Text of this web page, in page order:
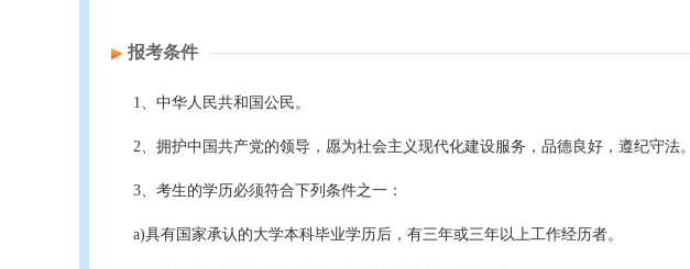
报考条件
1、中华人民共和国公民。
2、拥护中国共产党的领导，愿为社会主义现代化建设服务，品德良好，遵纪守法。
3、考生的学历必须符合下列条件之一：
a)具有国家承认的大学本科毕业学历后，有三年或三年以上工作经历者。